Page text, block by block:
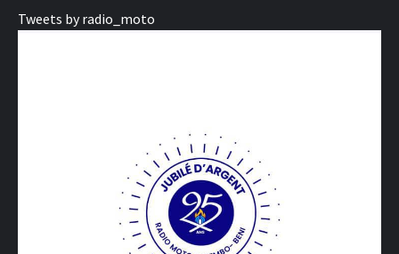
Tweets by radio_moto